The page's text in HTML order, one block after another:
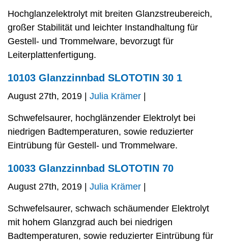
Hochglanzelektrolyt mit breiten Glanzstreubereich,
großer Stabilität und leichter Instandhaltung für
Gestell- und Trommelware, bevorzugt für
Leiterplattenfertigung.
10103 Glanzzinnbad SLOTOTIN 30 1
August 27th, 2019 | Julia Krämer
Schwefelsaurer, hochglänzender Elektrolyt bei
niedrigen Badtemperaturen, sowie reduzierter
Eintrübung für Gestell- und Trommelware.
10033 Glanzzinnbad SLOTOTIN 70
August 27th, 2019 | Julia Krämer
Schwefelsaurer, schwach schäumender Elektrolyt
mit hohem Glanzgrad auch bei niedrigen
Badtemperaturen, sowie reduzierter Eintrübung für